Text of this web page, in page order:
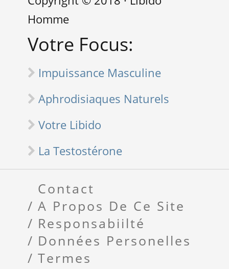
Homme
Votre Focus:
Impuissance Masculine
Aphrodisiaques Naturels
Votre Libido
La Testostérone
Contact
A Propos De Ce Site
Responsabiilté
Données Personelles
Termes